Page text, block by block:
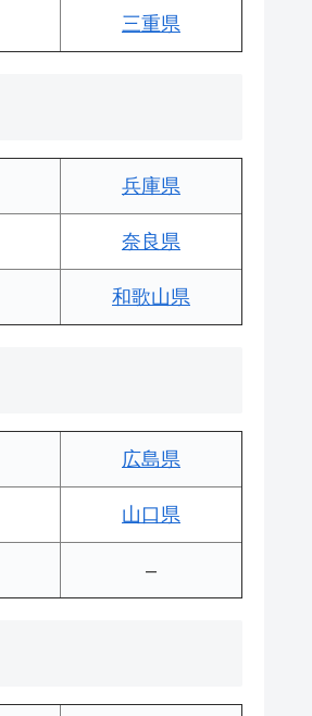
三重県
兵庫県
奈良県
和歌山県
広島県
山口県
–